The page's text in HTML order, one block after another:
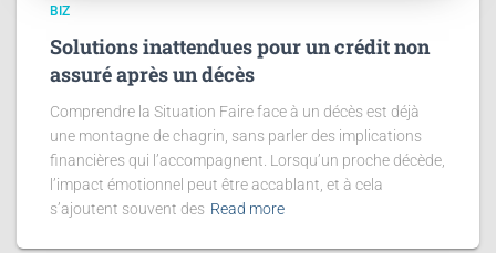
BIZ
Solutions inattendues pour un crédit non
assuré après un décès
Comprendre la Situation Faire face à un décès est déjà
une montagne de chagrin, sans parler des implications
financières qui l’accompagnent. Lorsqu’un proche décède,
l’impact émotionnel peut être accablant, et à cela
s’ajoutent souvent des Read more